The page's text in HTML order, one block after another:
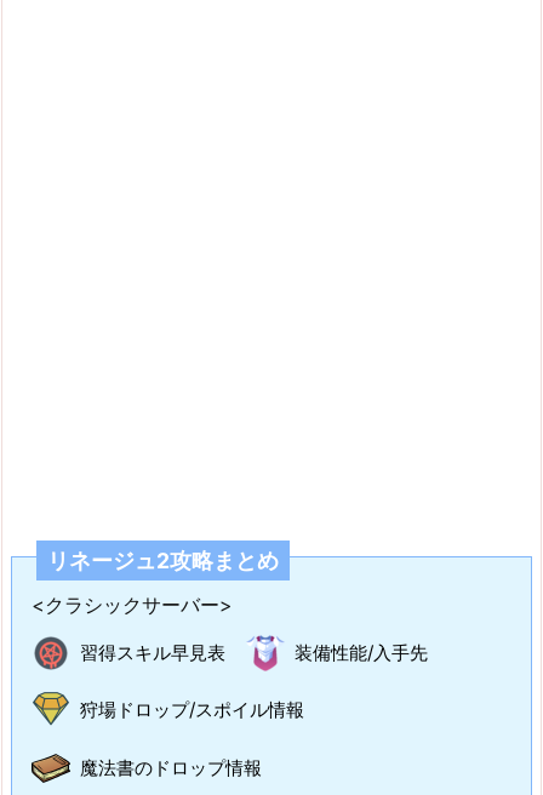
リネージュ2攻略まとめ
<クラシックサーバー>
習得スキル早見表 装備性能/入手先
狩場ドロップ/スポイル情報
魔法書のドロップ情報